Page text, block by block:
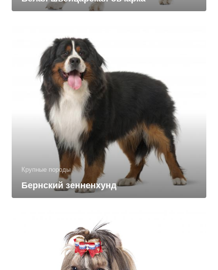
Крупные породы
Бернский зенненхунд